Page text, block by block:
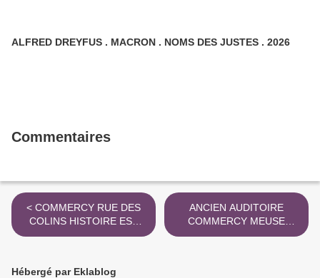
ALFRED DREYFUS . MACRON . NOMS DES JUSTES . 2026
Commentaires
< COMMERCY RUE DES
COLINS HISTOIRE EST
REP 28 FEV 2016
ANCIEN AUDITOIRE
COMMERCY MEUSE
HISTOIRE >
Hébergé par Eklablog